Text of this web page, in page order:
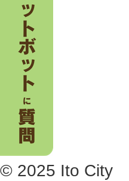
© 2025 Ito City